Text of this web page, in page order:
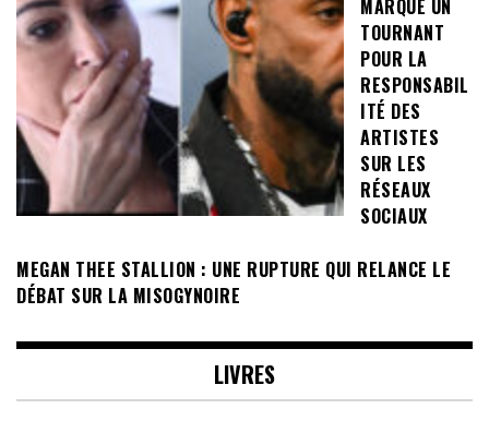
MARQUE UN
TOURNANT
POUR LA
RESPONSABIL
ITÉ DES
ARTISTES
SUR LES
RÉSEAUX
SOCIAUX
MEGAN THEE STALLION : UNE RUPTURE QUI RELANCE LE
DÉBAT SUR LA MISOGYNOIRE
LIVRES